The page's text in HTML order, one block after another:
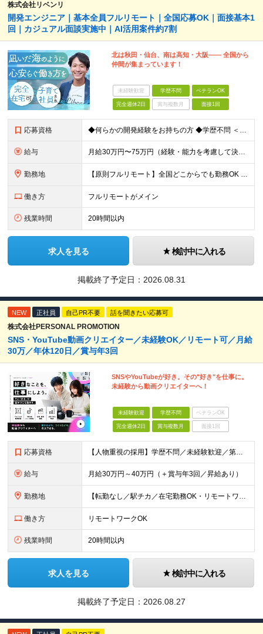
株式会社リベンリ
開発エンジニア｜基本全員フルリモート｜全国応募OK｜面接基本1
回｜カジュアル面談実施中｜AI活用案件約7割
北は秋田・仙台、南は高知・大阪—— 全国から
仲間が集まっています！
未経験歓迎 学歴不問 ベテランOK
完全週休2日 賞与複数月 面接1回
応募資格 ◆何らかの開発経験をお持ちの方 ◆学歴不問 ＜特に歓迎する方＞ ◎リーダー経験・PM経験のある方（優遇します） ◎フルリモートでも自律的に動ける方 ◎自社サービスや受託開発にゆくゆく携わりたい方 ◎
給与 月給30万円〜75万円（経験・能力を考慮して決定） ※固定残業代20時間分（4.0〜10.2万円）含む／超過分は全額支給 ※経験・スキルを考慮のうえ決定いたします ※6ヶ月の試用期間あり。期間中の待遇
勤務地 【原則フルリモート】全国どこからでも勤務OK ※希望に応じてオフィス勤務も可能 ■本社（湘南本社） 神奈川県藤沢市辻堂神台2-2-1 アイクロス湘南8階 └JR東海道線「辻堂駅」徒歩3分 ■東北支
働き方 フルリモートがメイン
残業時間 20時間以内
求人を見る 検討中に入れる
掲載終了予定日： 2026.08.31
NEW 正社員 自己PR不要 話を聞きたい応募可
株式会社PERSONAL PROMOTION
SNS・YouTube動画クリエイター／未経験OK／リモート可／月給
30万／年休120日／賞与年3回
SNSやYouTubeが好き。その"好き"を仕事に。
未経験から動画クリエイターへ！
未経験歓迎 学歴不問 ベテランOK
完全週休2日 賞与複数月 面接1回
応募資格 【人物重視の採用】学歴不問／未経験歓迎／第二新卒歓迎 「動画編集に挑戦したい！」 「YouTubeやTikTokが好き！」 「クリエイティブな仕事をしてみたい！」 そんな想いがあれば、経験やスキル
給与 月給30万円～40万円（＋賞与年3回／昇給あり）
勤務地 【転勤なし／駅チカ／在宅勤務OK・リモートワーク可能】 本社：東京都渋谷区代々木1-30-15 天翔代々木ビル5階 ★過去入社した先輩方の前職をご紹介（経験職種不問です）★ 一般職、秘書、総務、経理
働き方 リモートワークOK
残業時間 20時間以内
求人を見る 検討中に入れる
掲載終了予定日： 2026.08.27